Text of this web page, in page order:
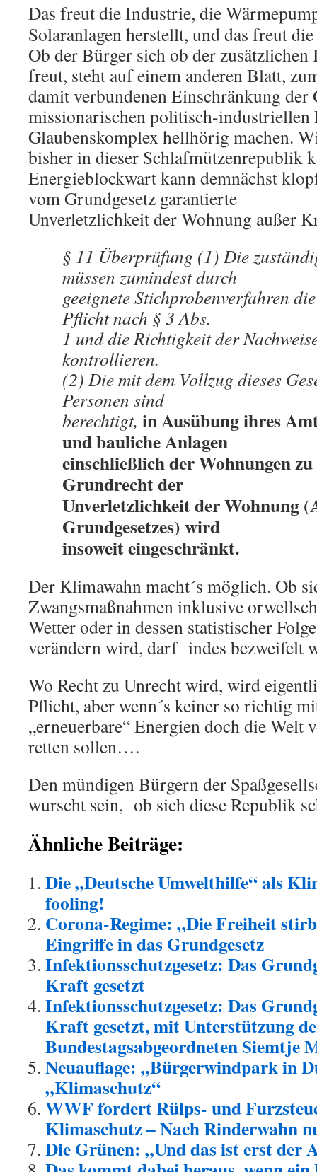
Das freut die Industrie, die
Solaranlagen herstellt, und das freut
Ob der Bürger sich ob der zusätzlichen
freut, steht auf einem anderen Blatt,
damit verbundenen Einschränkung der
missionarischen politisch-industriellen
Glaubenskomplex hellhörig machen.
bisher in dieser Schlafmützenrepublik
Energieblockwart kann demnächst
vom Grundgesetz garantierte
Unverletzlichkeit der Wohnung außer
§ 11 Überprüfung (1) Die
müssen zumindest durch
geeignete Stichprobenverfahren
Pflicht nach § 3 Abs.
1 und die Richtigkeit der
kontrollieren.
(2) Die mit dem Vollzug dieses
Personen sind
berechtigt, in Ausübung ihres
und bauliche Anlagen
einschließlich der Wohnungen
Grundrecht der
Unverletzlichkeit der Wohnung
Grundgesetzes) wird
insoweit eingeschränkt.
Der Klimawahn macht´s möglich. Ob
Zwangsmaßnahmen inklusive
Wetter oder in dessen statistischer
verändern wird, darf indes bezweifelt
Wo Recht zu Unrecht wird, wird
Pflicht, aber wenn´s keiner so richtig
„erneuerbare“ Energien doch die Welt
retten sollen….
Den mündigen Bürgern der
wurscht sein, ob sich diese Republik
Ähnliche Beiträge:
Die „Deutsche Umwelthilfe“ als
fooling!
Corona-Regime: „Die Freiheit
Eingriffe in das Grundgesetz
Infektionsschutzgesetz: Das
Kraft gesetzt
Infektionsschutzgesetz: Das
Kraft gesetzt, mit Unterstützung
Bundestagsabgeordneten Siemtje
Neuauflage: „Bürgerwindpark in
„Klimaschutz“
WWF fordert Rülps- und
Klimaschutz – Nach Rinderwahn
Die Grünen: „Und das ist erst der